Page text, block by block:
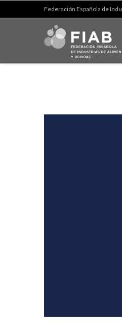
Federación Española de